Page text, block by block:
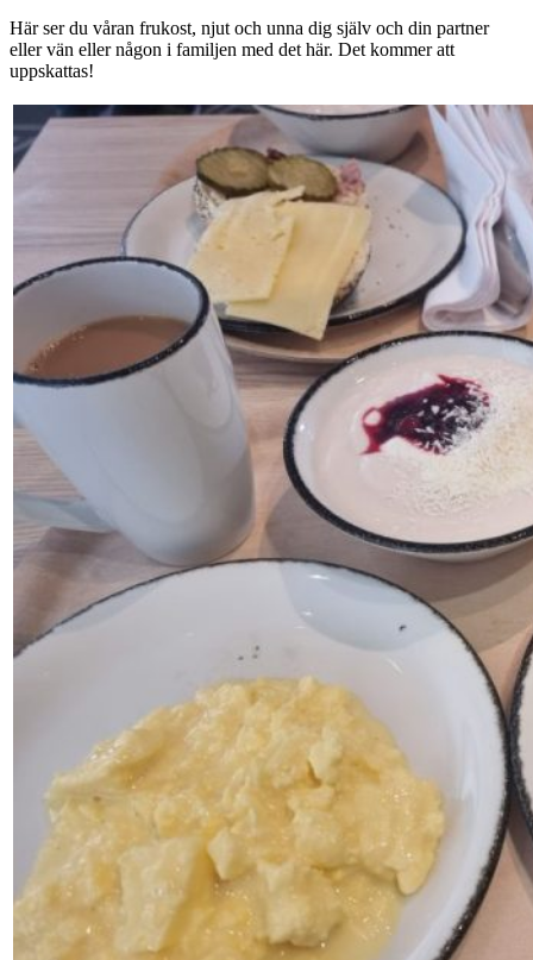
Här ser du våran frukost, njut och unna dig själv och din partner
eller vän eller någon i familjen med det här. Det kommer att
uppskattas!